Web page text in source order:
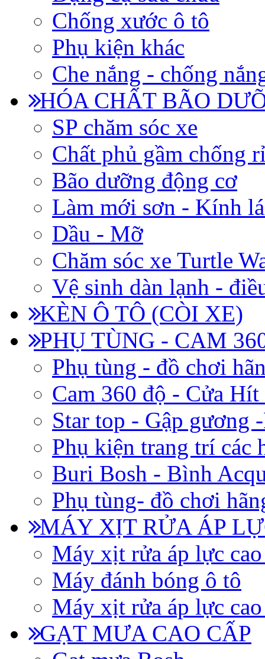
Chống xước ô tô
Phụ kiện khác
Che nắng - chống
HÓA CHẤT BÃO
SP chăm sóc xe
Chất phủ gầm chống
Bão dưỡng động cơ
Làm mới sơn - Kính
Dầu - Mỡ
Chăm sóc xe Turtle
Vệ sinh dàn lạnh -
KÈN Ô TÔ (CÒI XE)
PHỤ TÙNG - CAM
Phụ tùng - đồ chơi
Cam 360 độ - Cửa
Star top - Gập gương
Phụ kiện trang trí các
Buri Bosh - Bình
Phụ tùng- đồ chơi
MÁY XỊT RỬA ÁP
Máy xịt rửa áp lực
Máy đánh bóng ô tô
Máy xịt rửa áp lực
GẠT MƯA CAO CẤP